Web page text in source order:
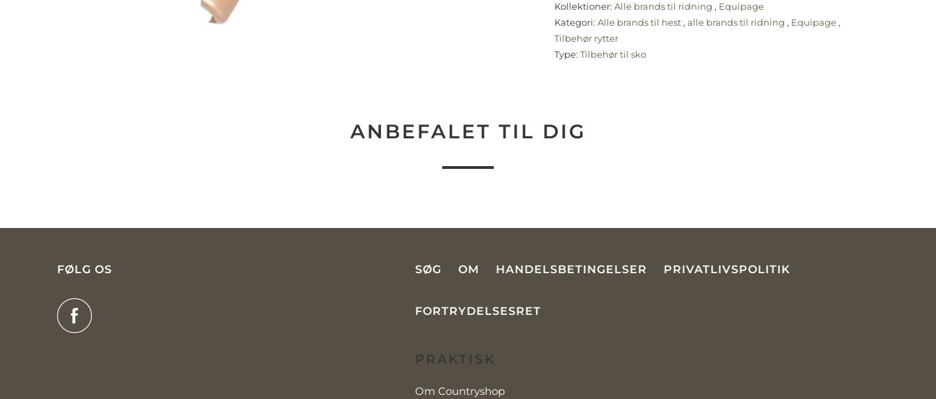
Kollektioner: Alle brands til ridning , Equipage
Kategori: Alle brands til hest , alle brands til ridning , Equipage ,
Tilbehør rytter
Type: Tilbehør til sko
ANBEFALET TIL DIG
FØLG OS SØG OM HANDELSBETINGELSER PRIVATLIVSPOLITIK
FORTRYDELSESRET
PRAKTISK
Om Countryshop